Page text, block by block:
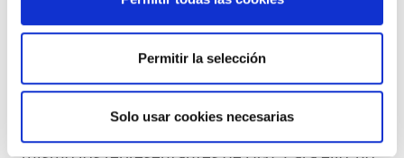
Permitir la selección
Solo usar cookies necesarias
En esta maniobra, Lafuente y UPN han tenido a
la corporativa Asociación de Profesores
Contratados y a UGT, que se dice sindicato de
clase, como aliados. Con este acuerdo, los
miembros de la Asociación de Profesores